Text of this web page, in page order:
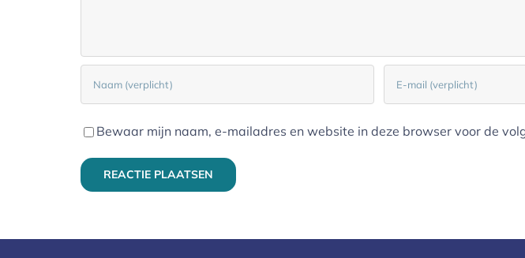
Bewaar mijn naam, e-mailadres en website in deze browser voor de